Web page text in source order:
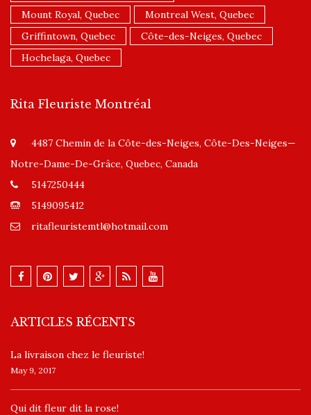
Mount Royal, Quebec
Montreal West, Quebec
Griffintown, Quebec
Côte-des-Neiges, Quebec
Hochelaga, Quebec
Rita Fleuriste Montréal
4487 Chemin de la Côte-des-Neiges, Côte-Des-Neiges—
Notre-Dame-De-Grâce, Quebec, Canada
5147250444
5149095412
ritafleuristemtl@hotmail.com
ARTICLES RÉCENTS
La livraison chez le fleuriste!
May 9, 2017
​Qui dit fleur dit la rose!